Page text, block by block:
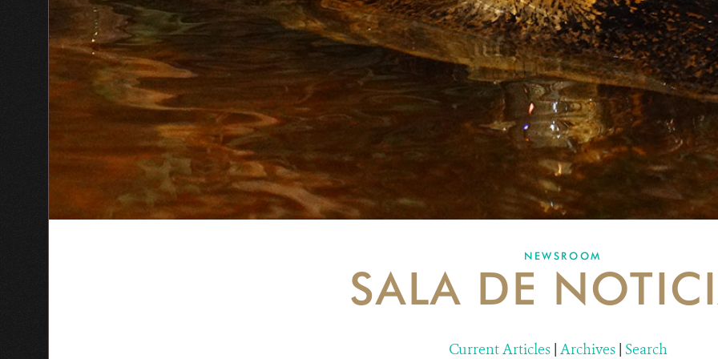
NEWSROOM
SALA DE
Current Articles | Archives | Search